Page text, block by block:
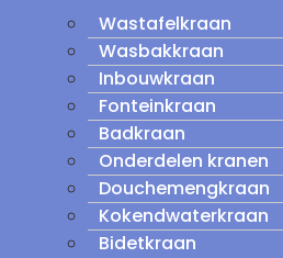
Wastafelkraan
Wasbakkraan
Inbouwkraan
Fonteinkraan
Badkraan
Onderdelen kranen
Douchemengkraan
Kokendwaterkraan
Bidetkraan